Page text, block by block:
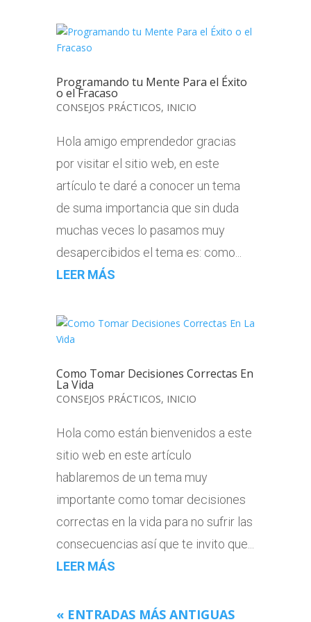
Programando tu Mente Para el Éxito
o el Fracaso
CONSEJOS PRÁCTICOS, INICIO
Hola amigo emprendedor gracias
por visitar el sitio web, en este
artículo te daré a conocer un tema
de suma importancia que sin duda
muchas veces lo pasamos muy
desapercibidos el tema es: como...
LEER MÁS
Como Tomar Decisiones Correctas En
La Vida
CONSEJOS PRÁCTICOS, INICIO
Hola como están bienvenidos a este
sitio web en este artículo
hablaremos de un tema muy
importante como tomar decisiones
correctas en la vida para no sufrir las
consecuencias así que te invito que...
LEER MÁS
« ENTRADAS MÁS ANTIGUAS